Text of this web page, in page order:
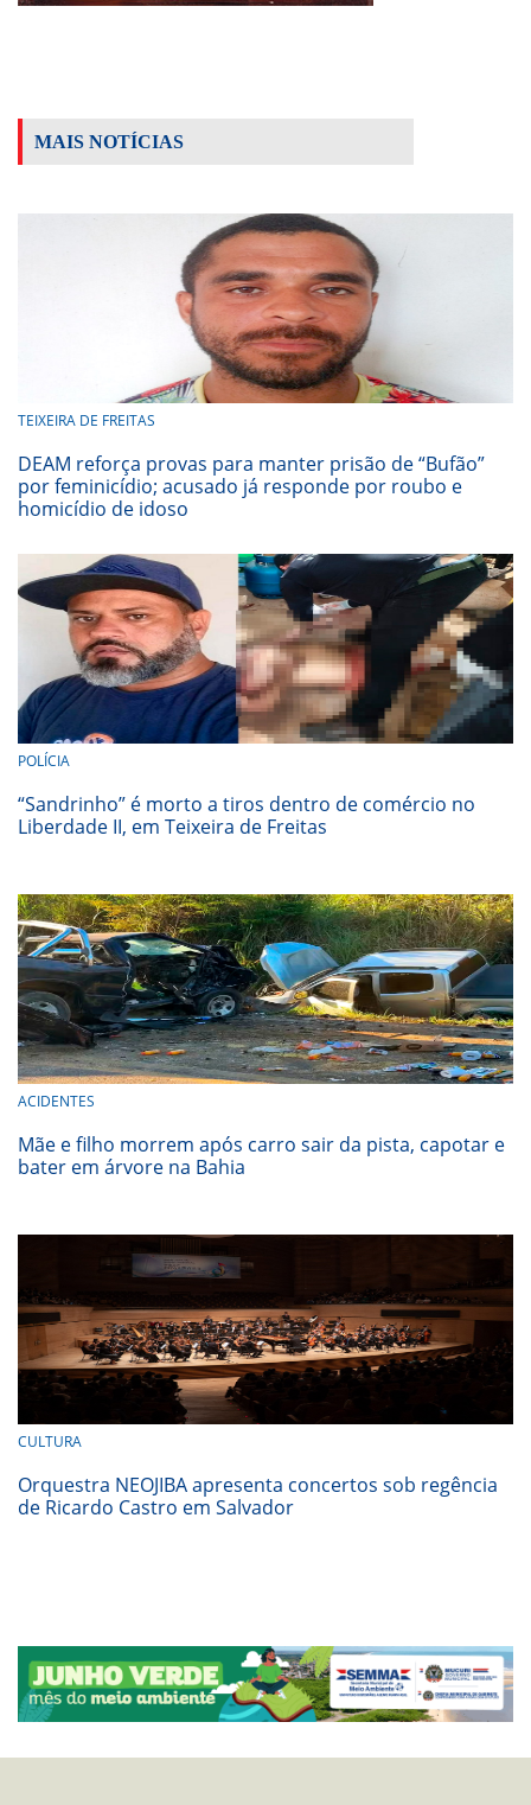
MAIS NOTÍCIAS
TEIXEIRA DE FREITAS
DEAM reforça provas para manter prisão de “Bufão”
por feminicídio; acusado já responde por roubo e
homicídio de idoso
POLÍCIA
“Sandrinho” é morto a tiros dentro de comércio no
Liberdade II, em Teixeira de Freitas
ACIDENTES
Mãe e filho morrem após carro sair da pista, capotar e
bater em árvore na Bahia
CULTURA
Orquestra NEOJIBA apresenta concertos sob regência
de Ricardo Castro em Salvador